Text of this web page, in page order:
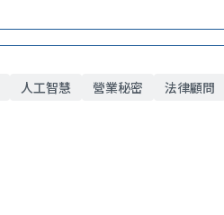
人工智慧 營業秘密 法律顧問